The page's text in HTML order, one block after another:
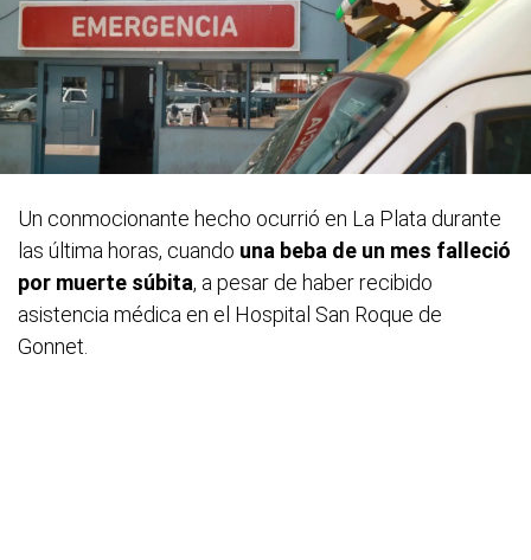
Un conmocionante hecho ocurrió en La Plata durante
las última horas, cuando una beba de un mes falleció
por muerte súbita, a pesar de haber recibido
asistencia médica en el Hospital San Roque de
Gonnet.